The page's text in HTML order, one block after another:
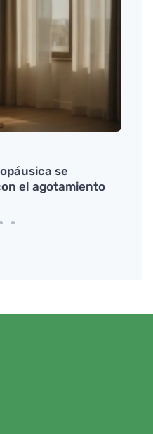
se
el agotamiento